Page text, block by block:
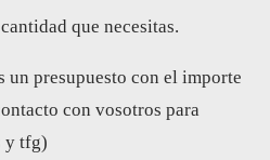
que necesitas.
un presupuesto con el importe
con vosotros para
y tfg)